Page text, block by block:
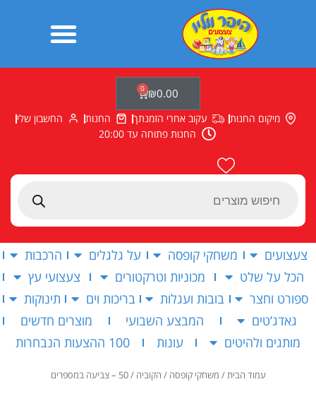
Products
₪0.00
0
עגלת
קניות
מיקום החנות עקוב אחרי הזמנתך החנות
החשבון שלי
החנות פתוחה עד 20:00
צעצועים משחקי קופסה על גלגלים
הרכבות
הכל על שלט
מכוניות וטרקטורים
צעצועי עץ
ספורט וחצר
בובות ועגלות בריכות וים
תינוקות
גאדג’טים
המבצע השבועי
מוצרים חדשים
מותגים ולהיטים
עונות 100 ההצעות הנבחרות
עמוד הבית/ משחקי קופסה / הקוביה / 50 – צביעה במספרים